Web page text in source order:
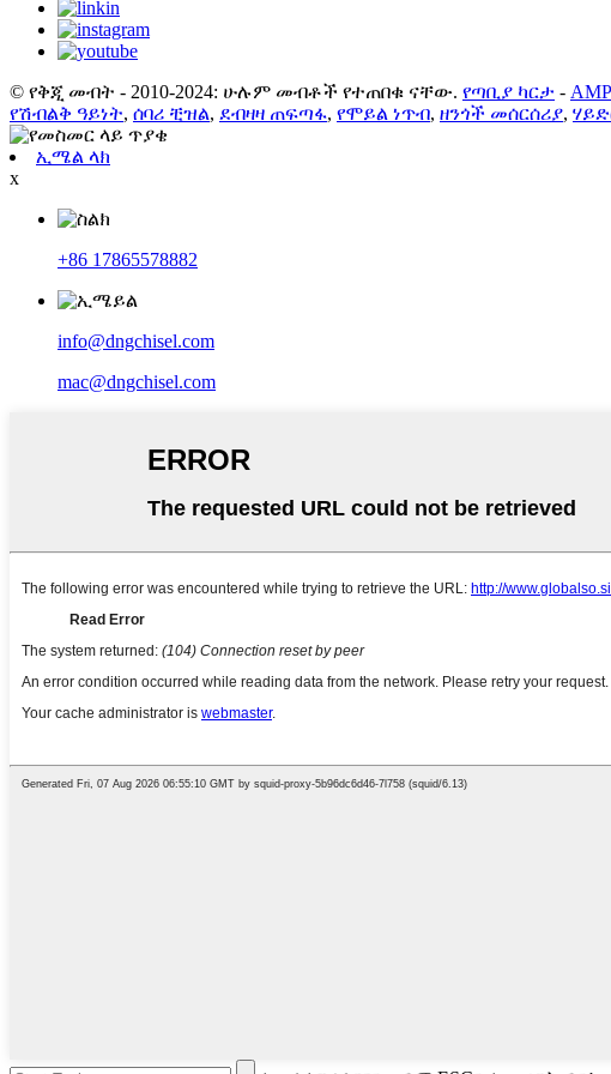
© የቅጂ መብት - 2010-2024: ሁሉም መብቶች የተጠበቁ ናቸው. የጣቢያ ካርታ -
የሽብልቅ ዓይነት, ሰባሪ ቺዝል, ደብዛዛ ጠፍጣፋ, የሞይል ነጥብ, ዘንጎች መሰርሰሪያ,
ኢሜል ላክ
x
+86 17865578882
info@dngchisel.com
mac@dngchisel.com